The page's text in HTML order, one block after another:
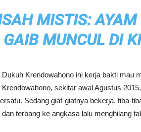
MISTIS:
GAIB MUNCUL DI
Dukuh Krendowahono ini kerja bakti mau
sekitar awal Agustus
Sedang giat-giatnya bekerja, tiba-
dan terbang ke angkasa lalu menghilang